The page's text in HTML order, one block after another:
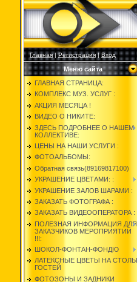
Главная|Регистрация|Вход
Меню сайта
ГЛАВНАЯ СТРАНИЦА:
КОМПЛЕКС МУЗ. УСЛУГ :
АКЦИЯ МЕСЯЦА !
ВИДЕО О НИКИТЕ:
ЗДЕСЬ ПОДРОБНЕЕ О НАШЕМ
КОЛЛЕКТИВЕ:
ЦЕНЫ НА НАШИ УСЛУГИ :
ФОТОАЛЬБОМЫ:
Обратная связь(89169817100)
УКРАШЕНИЕ ЦВЕТАМИ: :
УКРАШЕНИЕ ЗАЛОВ ШАРАМИ :
ЗАКАЗАТЬ ФОТОГРАФА :
ЗАКАЗАТЬ ВИДЕООПЕРАТОРА :
ПОЛЕЗНАЯ ИНФОРМАЦИЯ ДЛЯ
ЗАКАЗЧИКОВ МЕРОПРИЯТИЙ
!!!:
ШОКОЛ-ФОНТАН-ФОНДЮ
ЛАТЕКСНЫЕ ЦВЕТЫ НА СТОЛЫ
ГОСТЕЙ
ФОТОЗОНЫ И ЗАДНИКИ